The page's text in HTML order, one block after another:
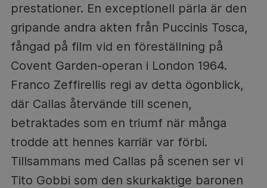
prestationer. En exceptionell pärla är den
gripande andra akten från Puccinis Tosca,
fångad på film vid en föreställning på
Covent Garden-operan i London 1964.
Franco Zeffirellis regi av detta ögonblick,
där Callas återvände till scenen,
betraktades som en triumf när många
trodde att hennes karriär var förbi.
Tillsammans med Callas på scenen ser vi
Tito Gobbi som den skurkaktige baronen